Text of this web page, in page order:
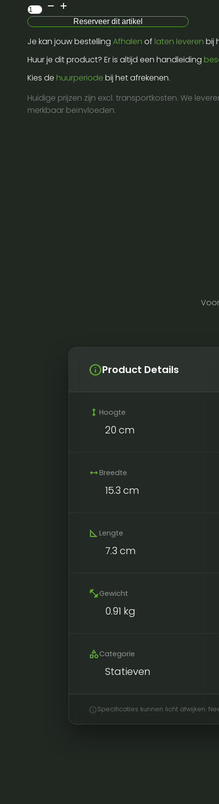
Showgear
mast
bracket
aantal
Reserveer dit artikel
Je kan jouw bestelling Afhalen of laten leveren bij
Huur je dit product? Er is altijd een handleiding
Kies de huurperiode bij het afrekenen.
Huidige prijzen zijn excl. transportkosten. We
merkbaar beïnvloeden.
infoProduct Details
height Hoogte
20 cm
widthBreedte
15.3 cm
square_foot Lengte
7.3 cm
fitness_centerGewicht
0.91 kg
categoryCategorie
Statieven
infoSpecificaties kunnen licht afwijken.